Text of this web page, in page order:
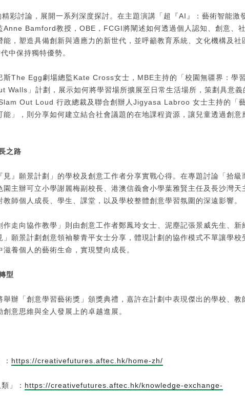
彩討論，展開一系列深度探討。在主題演講「超『AI』：藝術智能激
Anne Bamford教授，OBE，FCGI將闡述如何透過個人認知、創意、
，塑造具備創新與適應力的新世代，並呼籲教育系統、文化機構及社
中保持獨特優勢。
斯The Egg劇場總監Kate Cross女士，MBE主持的「校園無疆界：學
Walls」計劃，展示如何將學習場所擴展至日常生活場所，策劃具意義
Out Loud 行政總裁及聯合創辦人Jigyasa Labroo 女士主持的「
」，則分享如何建立結合社會議題的在地課程資源，讓兒童透過創意
之路
』願景計劃」的學校及創意工作者分享實戰心得。在專題討論「拾級
園主辦可立小學謝麗梅副校長、港澳信義會小學葉雅賢主任及長沙灣天
師個人成長、學生、課堂，以及學校整體創意學習氛圍的深遠影響。
走向協作教學」則由創意工作者鄭鳳玲女士、泥塵記張景威先生、新
願景計劃創意領袖黎青平女士分享，體現計劃的協作模式不單讓學校
養個人的藝術生命，實現雙向成長。
型
辦「創意學習藝術獎」頒獎典禮，嘉許在計劃中表現傑出的學校、教
意思維與全人發展上的卓越進展。
https://creativefutures.aftec.hk/home-zh/
」： https://creativefutures.aftec.hk/knowledge-exchange-